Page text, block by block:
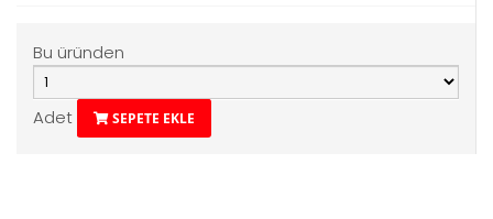
Bu üründen
Adet SEPETE EKLE